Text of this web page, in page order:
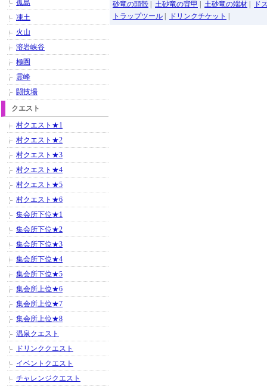
砂竜の頭殻
土砂竜の背甲 土砂竜の端材
ド
トラップツール
ドリンクチケット
孤島
凍土
火山
溶岩峡谷
極圏
霊峰
闘技場
クエスト
村クエスト★1
村クエスト★2
村クエスト★3
村クエスト★4
村クエスト★5
村クエスト★6
集会所下位★1
集会所下位★2
集会所下位★3
集会所下位★4
集会所下位★5
集会所上位★6
集会所上位★7
集会所上位★8
温泉クエスト
ドリンククエスト
イベントクエスト
チャレンジクエスト